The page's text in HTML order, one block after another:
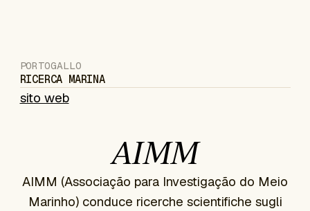
PORTOGALLO
RICERCA MARINA
sito web
AIMM
AIMM (Associação para Investigação do Meio
Marinho) conduce ricerche scientifiche sugli